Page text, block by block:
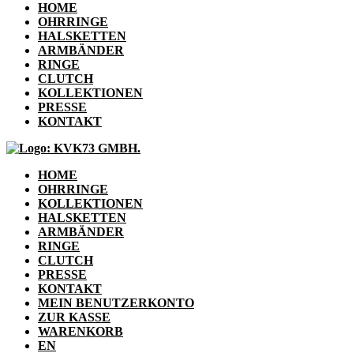
HOME
OHRRINGE
HALSKETTEN
ARMBÄNDER
RINGE
CLUTCH
KOLLEKTIONEN
PRESSE
KONTAKT
HOME
OHRRINGE
KOLLEKTIONEN
HALSKETTEN
ARMBÄNDER
RINGE
CLUTCH
PRESSE
KONTAKT
MEIN BENUTZERKONTO
ZUR KASSE
WARENKORB
EN